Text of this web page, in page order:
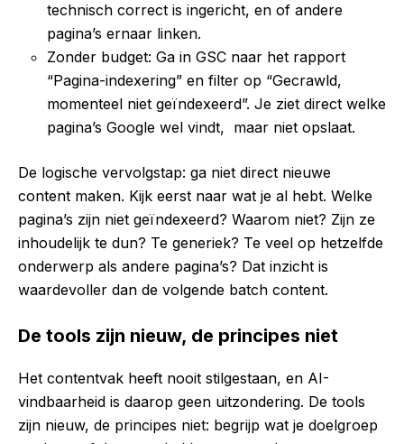
technisch correct is ingericht, en of andere
pagina’s ernaar linken.
Zonder budget: Ga in GSC naar het rapport
“Pagina-indexering” en filter op “Gecrawld,
momenteel niet geïndexeerd”. Je ziet direct welke
pagina’s Google wel vindt, maar niet opslaat.
De logische vervolgstap: ga niet direct nieuwe
content maken. Kijk eerst naar wat je al hebt. Welke
pagina’s zijn niet geïndexeerd? Waarom niet? Zijn ze
inhoudelijk te dun? Te generiek? Te veel op hetzelfde
onderwerp als andere pagina’s? Dat inzicht is
waardevoller dan de volgende batch content.
De tools zijn nieuw, de principes niet
Het contentvak heeft nooit stilgestaan, en AI-
vindbaarheid is daarop geen uitzondering. De tools
zijn nieuw, de principes niet: begrijp wat je doelgroep